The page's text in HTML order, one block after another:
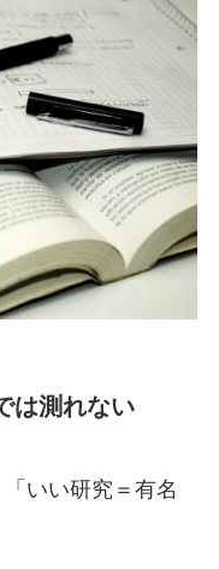
は測れない
いい研究＝有名